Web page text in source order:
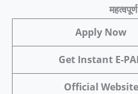
Apply Now
Get Instant E-
Official Website